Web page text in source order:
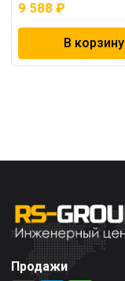
9 588 ₽
В корзину
Продажи